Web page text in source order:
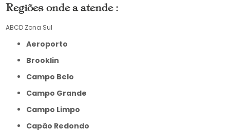
Regiões onde a atende :
ABCD Zona Sul
Aeroporto
Brooklin
Campo Belo
Campo Grande
Campo Limpo
Capão Redondo